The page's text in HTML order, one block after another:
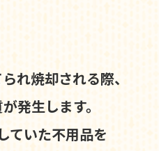
れ焼却される際、
発生します。
ていた不用品を